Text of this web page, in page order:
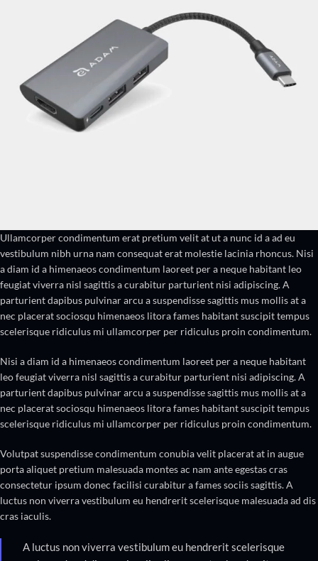
Ullamcorper condimentum erat pretium velit at ut a nunc id a ad eu
vestibulum nibh urna nam consequat erat molestie lacinia rhoncus. Nisi
a diam id a himenaeos condimentum laoreet per a neque habitant leo
feugiat viverra nisl sagittis a curabitur parturient nisi adipiscing. A
parturient dapibus pulvinar arcu a suspendisse sagittis mus mollis at a
nec placerat sociosqu himenaeos litora fames habitant suscipit tempus
scelerisque ridiculus mi ullamcorper per ridiculus proin condimentum.
Nisi a diam id a himenaeos condimentum laoreet per a neque habitant
leo feugiat viverra nisl sagittis a curabitur parturient nisi adipiscing. A
parturient dapibus pulvinar arcu a suspendisse sagittis mus mollis at a
nec placerat sociosqu himenaeos litora fames habitant suscipit tempus
scelerisque ridiculus mi ullamcorper per ridiculus proin condimentum.
Volutpat suspendisse condimentum conubia velit placerat at in augue
porta aliquet pretium malesuada montes ac nam ante egestas cras
consectetur ipsum donec facilisi curabitur a fames sociis sagittis. A
luctus non viverra vestibulum eu hendrerit scelerisque malesuada ad dis
cras iaculis.
A luctus non viverra vestibulum eu hendrerit scelerisque